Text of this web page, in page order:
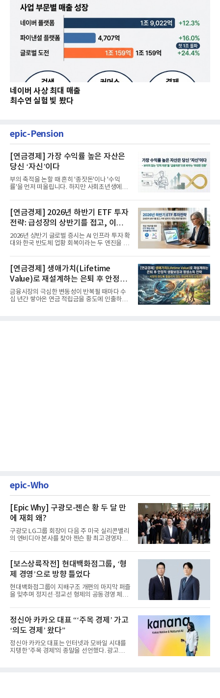
네이버 사상 최대 매출
최수연 실험 빛 봤다
epic-Pension
[연금경제] 가장 수익률 높은 자산은
당신 ‘자신’이다
부의 축적을 논할 때 흔히 '종잣돈'이나 '수익
률'을 먼저 떠올립니다. 하지만 사회초년생에게
[연금경제] 2026년 하반기 ETF 투자
전략: 급성장의 상반기를 접고, 이제
'실적'이 가르는 하반기를 맞다
2026년 상반기 글로벌 증시는 AI 인프라 투자 확
대와 한국 반도체 업황 회복이라는 두 엔진을 달
[연금경제] 생애가치(Lifetime
Value)로 재설계하는 은퇴 후 안정적
생활보장과 평생소득 전략
금융시장의 극심한 변동성이 반복될 때마다 수
십 년간 쌓아온 연금 적립금을 중도에 인출하거
epic-Who
[Epic Why] 구광모-젠슨 황 두 달 만
에 재회 왜?
구광모 LG그룹 회장이 다음 주 미국 실리콘밸리
의 엔비디아 본사를 찾아 젠슨 황 최고경영자
[보스상륙작전] 현대백화점그룹, ‘형
제 경영’으로 방향 틀었다
현대백화점그룹이 지배구조 개편의 마지막 퍼즐
을 맞추며 정지선·정교선 형제의 공동경영 체제
정신아 카카오 대표 “‘주목 경제’ 가고
‘의도 경제’ 왔다”
정신아 카카오 대표는 인터넷과 모바일 시대를
지탱한 '주목 경제'의 종말을 선언했다. 광고를